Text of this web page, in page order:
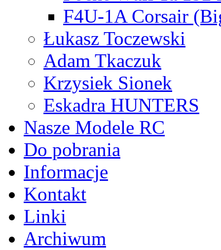
F4U-1A Corsair
Łukasz Toczewski
Adam Tkaczuk
Krzysiek Sionek
Eskadra HUNTERS
Nasze Modele RC
Do pobrania
Informacje
Kontakt
Linki
Archiwum